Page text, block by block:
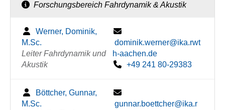
Forschungsbereich Fahrdynamik & Akustik
Werner, Dominik,
M.Sc.
Leiter Fahrdynamik und
Akustik
dominik.werner@ika.rwt
h-aachen.de
+49 241 80-29383
Böttcher, Gunnar,
M.Sc.
gunnar.boettcher@ika.r